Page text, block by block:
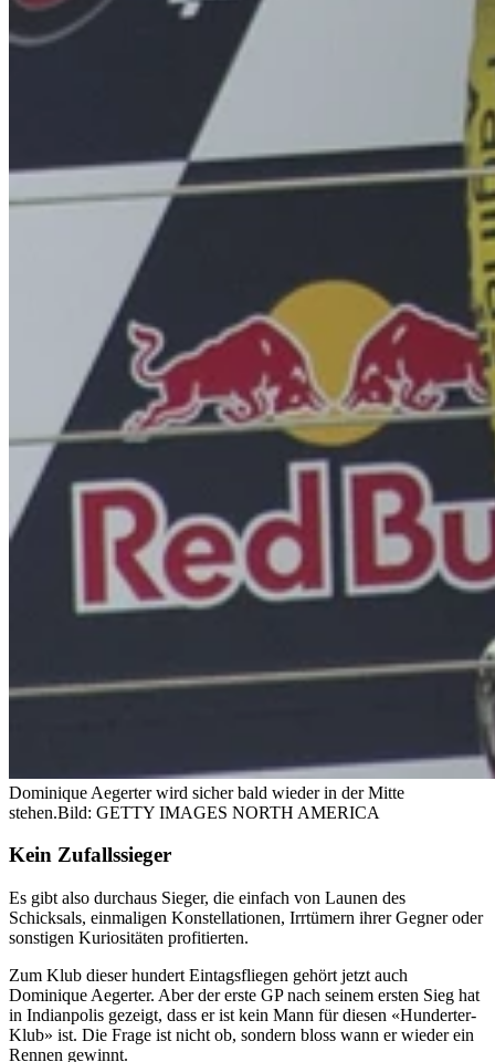
Dominique Aegerter wird sicher bald wieder in der Mitte
stehen.Bild: GETTY IMAGES NORTH AMERICA
Kein Zufallssieger
Es gibt also durchaus Sieger, die einfach von Launen des
Schicksals, einmaligen Konstellationen, Irrtümern ihrer Gegner oder
sonstigen Kuriositäten profitierten.
Zum Klub dieser hundert Eintagsfliegen gehört jetzt auch
Dominique Aegerter. Aber der erste GP nach seinem ersten Sieg hat
in Indianpolis gezeigt, dass er ist kein Mann für diesen «Hunderter-
Klub» ist. Die Frage ist nicht ob, sondern bloss wann er wieder ein
Rennen gewinnt.